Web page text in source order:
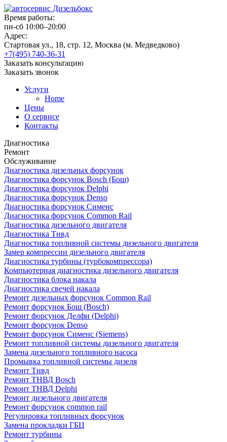
Время работы:
пн-сб 10:00–20:00
Адрес:
Стартовая ул., 18, стр. 12, Москва (м. Медведково)
+7(495) 740-36-31
Заказать консультацию
Заказать звонок
Услуги
Home
Цены
О сервисе
Контакты
Диагностика
Ремонт
Обслуживание
Диагностика дизельных форсунок
Диагностика форсунок Bosch (Бош)
Диагностика форсунок Delphi
Диагностика форсунок Denso
Диагностика форсунок Сименс
Диагностика форсунок Common Rail
Диагностика дизельного двигателя
Диагностика Тнвд
Диагностика топливной системы дизельного двигателя
Замер компрессии дизельного двигателя
Диагностика турбины (турбокомпрессора)
Компьютерная диагностика дизельного двигателя
Диагностика блока накала
Диагностика свечей накала
Ремонт дизельных форсунок Common Rail
Ремонт форсунок Бош (Bosch)
Ремонт форсунок Делфи (Delphi)
Ремонт форсунок Denso
Ремонт форсунок Сименс (Siemens)
Ремонт топливной системы дизельного двигателя
Замена дизельного топливного насоса
Промывка топливной системы дизеля
Ремонт Тнвд
Ремонт ТНВД Bosch
Ремонт ТНВД Delphi
Ремонт дизельного двигателя
Ремонт форсунок common rail
Регулировка топливных форсунок
Замена прокладки ГБЦ
Ремонт турбины